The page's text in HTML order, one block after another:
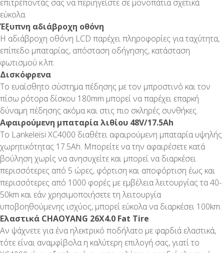
επιτρέποντάς σας να περιηγείστε σε μονοπάτια σχετικά
εύκολα.
Έξυπνη αδιάβροχη οθόνη
Η αδιάβροχη οθόνη LCD παρέχει πληροφορίες για ταχύτητα,
επίπεδο μπαταρίας, απόσταση οδήγησης, κατάσταση
φωτισμού κ.λπ.
Δισκόφρενα
Το ευαίσθητο σύστημα πέδησης με τον μπροστινό και τον
πίσω ρότορα δίσκου 180mm μπορεί να παρέχει επαρκή
δύναμη πέδησης ακόμα και στις πιο σκληρές συνθήκες.
Αφαιρούμενη μπαταρία λιθίου 48V/17.5Ah
Το Lankeleisi XC4000 διαθέτει αφαιρούμενη μπαταρία υψηλής
χωρητικότητας 17.5Ah. Μπορείτε να την αφαιρέσετε κατά
βούληση χωρίς να ανησυχείτε και μπορεί να διαρκέσει
περισσότερες από 5 ώρες, φόρτιση και αποφόρτιση έως και
περισσότερες από 1000 φορές με εμβέλεια λειτουργίας τα 40-
50km και εάν χρησιμοποιήσετε τη λειτουργία
υποβοηθούμενης ισχύος, μπορεί εύκολα να διαρκέσει 100km.
Ελαστικά CHAOYANG 26X4.0 Fat Tire
Αν ψάχνετε για ένα ηλεκτρικό ποδήλατο με φαρδιά ελαστικά,
τότε είναι αναμφίβολα η καλύτερη επιλογή σας, γιατί το